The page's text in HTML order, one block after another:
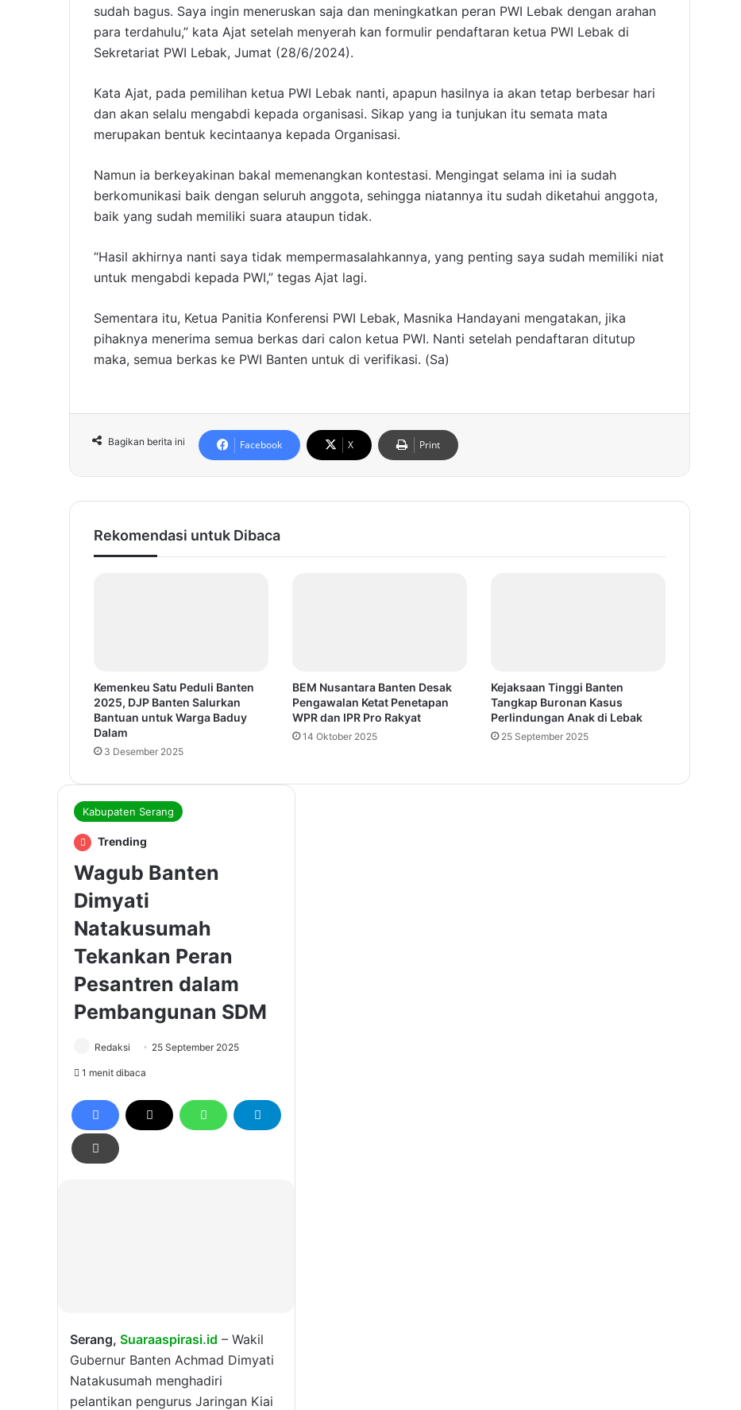
sudah bagus. Saya ingin meneruskan saja dan meningkatkan peran PWI Lebak dengan arahan
para terdahulu,” kata Ajat setelah menyerah kan formulir pendaftaran ketua PWI Lebak di
Sekretariat PWI Lebak, Jumat (28/6/2024).
Kata Ajat, pada pemilihan ketua PWI Lebak nanti, apapun hasilnya ia akan tetap berbesar hari
dan akan selalu mengabdi kepada organisasi. Sikap yang ia tunjukan itu semata mata
merupakan bentuk kecintaanya kepada Organisasi.
Namun ia berkeyakinan bakal memenangkan kontestasi. Mengingat selama ini ia sudah
berkomunikasi baik dengan seluruh anggota, sehingga niatannya itu sudah diketahui anggota,
baik yang sudah memiliki suara ataupun tidak.
“Hasil akhirnya nanti saya tidak mempermasalahkannya, yang penting saya sudah memiliki niat
untuk mengabdi kepada PWI,” tegas Ajat lagi.
Sementara itu, Ketua Panitia Konferensi PWI Lebak, Masnika Handayani mengatakan, jika
pihaknya menerima semua berkas dari calon ketua PWI. Nanti setelah pendaftaran ditutup
maka, semua berkas ke PWI Banten untuk di verifikasi. (Sa)
Bagikan berita ini Facebook X Print
Rekomendasi untuk Dibaca
Kemenkeu Satu Peduli Banten
2025, DJP Banten Salurkan
Bantuan untuk Warga Baduy
Dalam
3 Desember 2025
BEM Nusantara Banten Desak
Pengawalan Ketat Penetapan
WPR dan IPR Pro Rakyat
14 Oktober 2025
Kejaksaan Tinggi Banten
Tangkap Buronan Kasus
Perlindungan Anak di Lebak
25 September 2025